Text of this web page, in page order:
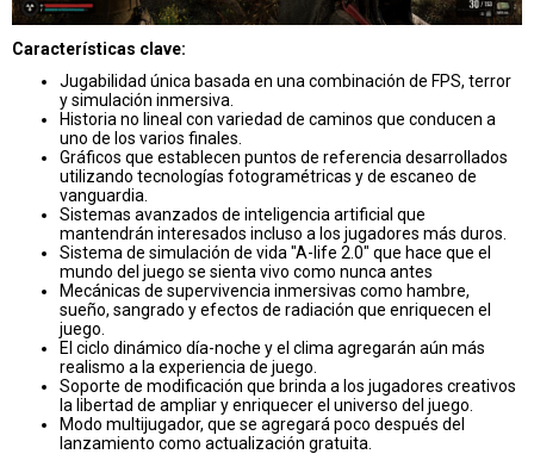
Características clave:
Jugabilidad única basada en una combinación de FPS, terror
y simulación inmersiva.
Historia no lineal con variedad de caminos que conducen a
uno de los varios finales.
Gráficos que establecen puntos de referencia desarrollados
utilizando tecnologías fotogramétricas y de escaneo de
vanguardia.
Sistemas avanzados de inteligencia artificial que
mantendrán interesados incluso a los jugadores más duros.
Sistema de simulación de vida "A-life 2.0" que hace que el
mundo del juego se sienta vivo como nunca antes
Mecánicas de supervivencia inmersivas como hambre,
sueño, sangrado y efectos de radiación que enriquecen el
juego.
El ciclo dinámico día-noche y el clima agregarán aún más
realismo a la experiencia de juego.
Soporte de modificación que brinda a los jugadores creativos
la libertad de ampliar y enriquecer el universo del juego.
Modo multijugador, que se agregará poco después del
lanzamiento como actualización gratuita.